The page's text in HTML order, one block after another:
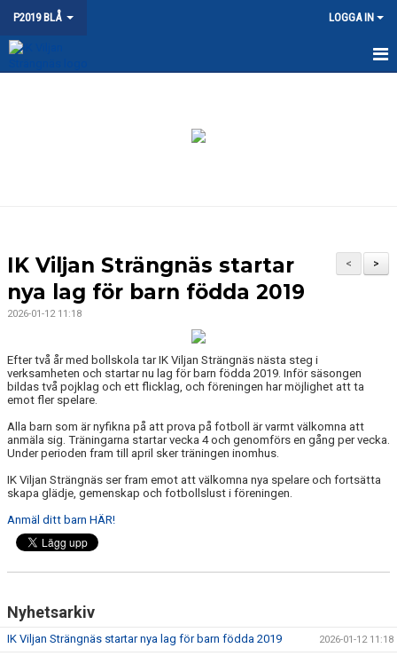
P2019 BLÅ LOGGA IN
BILDGALLERI
DOKUMENT
KONTAKT
>
<
IK Viljan Strängnäs startar
nya lag för barn födda 2019
2026-01-12 11:18
Efter två år med bollskola tar IK Viljan Strängnäs nästa steg i
verksamheten och startar nu lag för barn födda 2019. Inför säsongen
bildas två pojklag och ett flicklag, och föreningen har möjlighet att ta
emot fler spelare.
Alla barn som är nyfikna på att prova på fotboll är varmt välkomna att
anmäla sig. Träningarna startar vecka 4 och genomförs en gång per vecka.
Under perioden fram till april sker träningen inomhus.
IK Viljan Strängnäs ser fram emot att välkomna nya spelare och fortsätta
skapa glädje, gemenskap och fotbollslust i föreningen.
Anmäl ditt barn HÄR!
Nyhetsarkiv
IK Viljan Strängnäs startar nya lag för barn födda 2019 2026-01-12 11:18